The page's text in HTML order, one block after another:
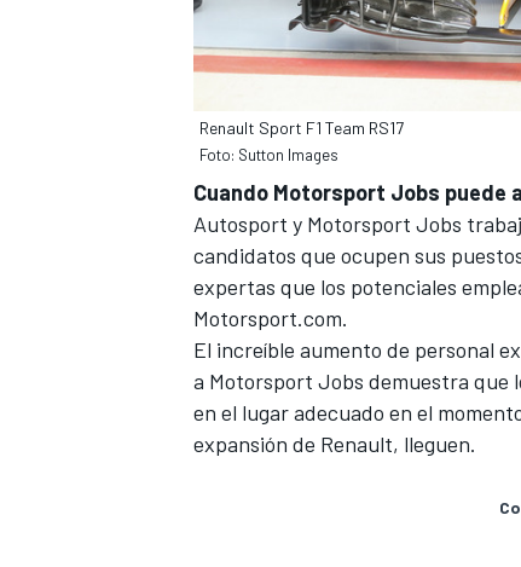
Renault Sport F1 Team RS17
Foto: Sutton Images
Cuando Motorsport Jobs puede
Autosport y Motorsport Jobs
candidatos que ocupen sus
expertas que los potenciales
Motorsport.com.
El increíble aumento de personal
a Motorsport Jobs demuestra que
en el lugar adecuado en el
expansión de Renault, lleguen.